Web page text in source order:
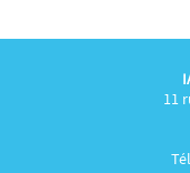
11